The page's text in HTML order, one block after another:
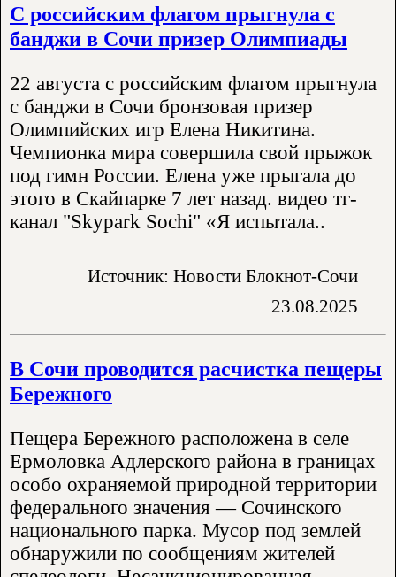
С российским флагом прыгнула с
банджи в Сочи призер Олимпиады
22 августа с российским флагом прыгнула
с банджи в Сочи бронзовая призер
Олимпийских игр Елена Никитина.
Чемпионка мира совершила свой прыжок
под гимн России. Елена уже прыгала до
этого в Скайпарке 7 лет назад. видео тг-
канал "Skypark Sochi" «Я испытала..
Источник: Новости Блокнот-Сочи
23.08.2025
В Сочи проводится расчистка пещеры
Бережного
Пещера Бережного расположена в селе
Ермоловка Адлерского района в границах
особо охраняемой природной территории
федерального значения — Сочинского
национального парка. Мусор под землей
обнаружили по сообщениям жителей